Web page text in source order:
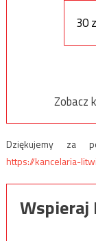
30
Zobacz
Dziękujemy za
https://kancelaria-
Wspieraj